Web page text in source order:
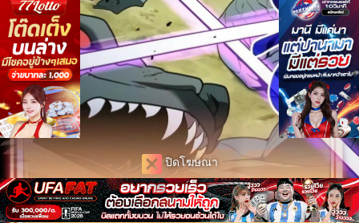
ปิดโฆษณา